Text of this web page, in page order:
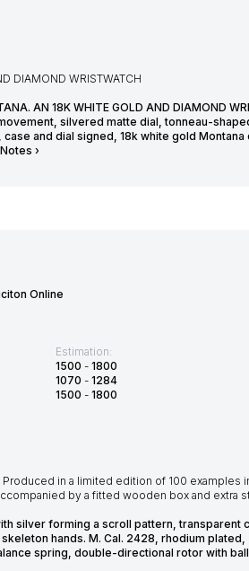
DIAMOND WRISTWATCH
AN 18K WHITE GOLD AND DIAMOND
movement, silvered matte dial, tonneau-
and dial signed, 18k white gold
›
Online
Estimation:
1500 - 1800
1070 - 1284
1500 - 1800
Produced in a limited edition of 100
by a fitted wooden box and extra
silver forming a scroll pattern, transparent
hands. M. Cal. 2428, rhodium
spring, double-directional rotor with